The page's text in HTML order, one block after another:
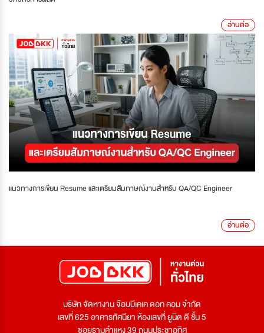
อ่านต่อ
แนวทางการเขียน Resume และเตรียมสัมภาษณ์งานสำหรับ QA/QC Engineer
อ่านต่อ
บริษัท จัดหางาน จ๊อบบีเคเค ดอท คอม จำกัด
เลขที่ 625 อาคารทัศนียา ห้องเลขที่ ยูนิต ดี ชั้น 5
ซอยรามคำแหง 39 ถนนประชาอุทิศ